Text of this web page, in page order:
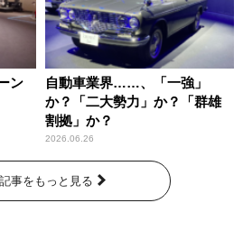
ン
自動車業界……、「一強」
か？「二大勢力」か？「群雄
割拠」か？
2026.06.26
事をもっと見る